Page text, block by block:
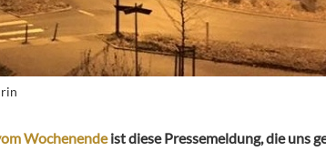
Wochenendeist diese Pressemeldung, die uns